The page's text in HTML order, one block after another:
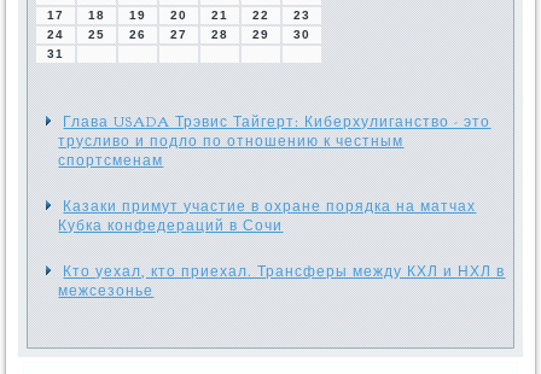
17
18 19 20 21 22
23
24
25 26 27 28 29
30
31
Глава USADA Трэвис Тайгерт: Киберхулиганство - это
трусливо и подло по отношению к честным
спортсменам
Казаки примут участие в охране порядка на матчах
Кубка конфедераций в Сочи
Кто уехал, кто приехал. Трансферы между КХЛ и НХЛ в
межсезонье